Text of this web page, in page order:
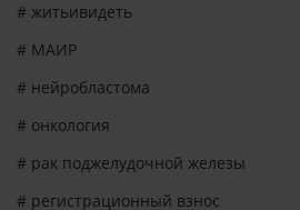
# житьивидеть
# МАИР
# нейробластома
# онкология
# рак поджелудочной железы
# регистрационный взнос